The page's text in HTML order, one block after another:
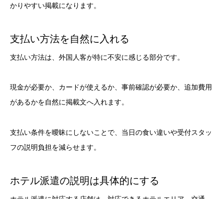
かりやすい掲載になります。
支払い方法を自然に入れる
支払い方法は、外国人客が特に不安に感じる部分です。
現金が必要か、カードが使えるか、事前確認が必要か、追加費用
があるかを自然に掲載文へ入れます。
支払い条件を曖昧にしないことで、当日の食い違いや受付スタッ
フの説明負担を減らせます。
ホテル派遣の説明は具体的にする